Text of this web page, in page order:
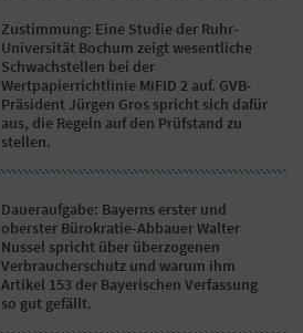
Zustimmung: Eine Studie der Ruhr-
Universität Bochum zeigt wesentliche
Schwachstellen bei der
Wertpapierrichtlinie MiFID 2 auf. GVB-
Präsident Jürgen Gros spricht sich dafür
aus, die Regeln auf den Prüfstand zu
stellen.
Daueraufgabe: Bayerns erster und
oberster Bürokratie-Abbauer Walter
Nussel spricht über überzogenen
Verbraucherschutz und warum ihm
Artikel 153 der Bayerischen Verfassung
so gut gefällt.